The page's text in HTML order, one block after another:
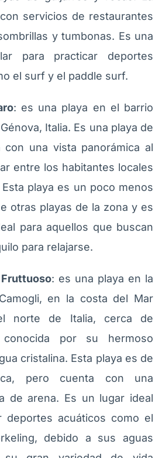
servicios de restaurantes
y tumbonas. Es una
para practicar deportes
el surf y el paddle surf.
: es una playa en el barrio
Italia. Es una playa de
con una vista panorámica al
entre los habitantes locales
playa es un poco menos
otras playas de la zona y es
para aquellos que buscan
para relajarse.
: es una playa en la
en la costa del Mar
norte de Italia, cerca de
conocida por su hermoso
cristalina. Esta playa es de
pero cuenta con una
de arena. Es un lugar ideal
deportes acuáticos como el
debido a sus aguas